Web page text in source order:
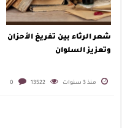
شعر الرثاء بين تفريغ الأحزان
وتعزيز السلوان
منذ 3 سنوات 13522
0